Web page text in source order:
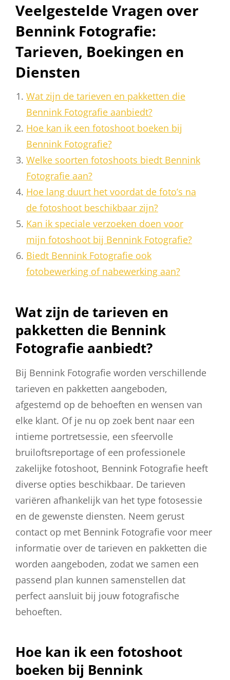
Veelgestelde Vragen over
Bennink Fotografie:
Tarieven, Boekingen en
Diensten
Wat zijn de tarieven en pakketten die
Bennink Fotografie aanbiedt?
Hoe kan ik een fotoshoot boeken bij
Bennink Fotografie?
Welke soorten fotoshoots biedt Bennink
Fotografie aan?
Hoe lang duurt het voordat de foto’s na
de fotoshoot beschikbaar zijn?
Kan ik speciale verzoeken doen voor
mijn fotoshoot bij Bennink Fotografie?
Biedt Bennink Fotografie ook
fotobewerking of nabewerking aan?
Wat zijn de tarieven en
pakketten die Bennink
Fotografie aanbiedt?
Bij Bennink Fotografie worden verschillende
tarieven en pakketten aangeboden,
afgestemd op de behoeften en wensen van
elke klant. Of je nu op zoek bent naar een
intieme portretsessie, een sfeervolle
bruiloftsreportage of een professionele
zakelijke fotoshoot, Bennink Fotografie heeft
diverse opties beschikbaar. De tarieven
variëren afhankelijk van het type fotosessie
en de gewenste diensten. Neem gerust
contact op met Bennink Fotografie voor meer
informatie over de tarieven en pakketten die
worden aangeboden, zodat we samen een
passend plan kunnen samenstellen dat
perfect aansluit bij jouw fotografische
behoeften.
Hoe kan ik een fotoshoot
boeken bij Bennink